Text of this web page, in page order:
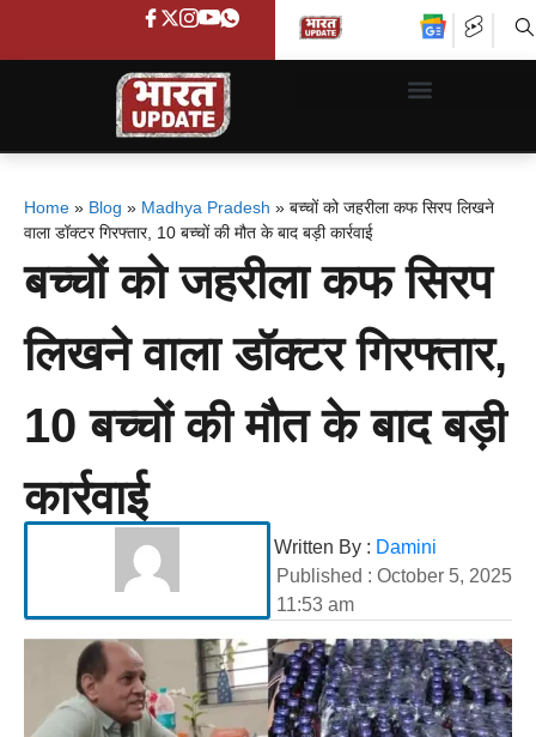
Home » Blog » Madhya Pradesh » बच्चों को जहरीला कफ सिरप लिखने
वाला डॉक्टर गिरफ्तार, 10 बच्चों की मौत के बाद बड़ी कार्रवाई
बच्चों को जहरीला कफ सिरप
लिखने वाला डॉक्टर गिरफ्तार,
10 बच्चों की मौत के बाद बड़ी
कार्रवाई
Written By : Damini
Published : October 5, 2025
11:53 am